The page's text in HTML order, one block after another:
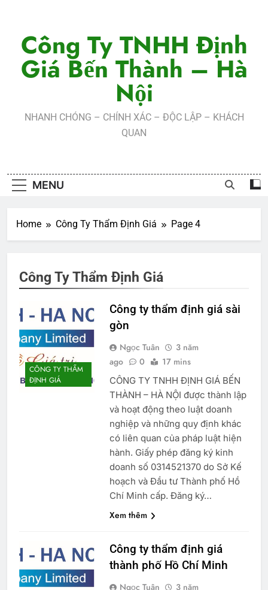
contentCông Ty TNHH Định
Giá Bến Thành – Hà
Nội
NHANH CHÓNG – CHÍNH XÁC – ĐỘC LẬP – KHÁCH
QUAN
MENU
Home Công Ty Thẩm Định Giá Page 4
Công Ty Thẩm Định Giá
CÔNG TY THẨM
ĐỊNH GIÁ
Công ty thẩm định giá sài
gòn
Ngọc Tuân
3 năm
ago
0 17 mins
CÔNG TY TNHH ĐỊNH GIÁ BẾN
THÀNH – HÀ NỘI được thành lập
và hoạt động theo luật doanh
nghiệp và những quy định khác
có liên quan của pháp luật hiện
hành. Giấy phép đăng ký kinh
doanh số 0314521370 do Sở Kế
hoạch và Đầu tư Thành phố Hồ
Chí Minh cấp. Đăng ký…
Xem thêm
Công ty thẩm định giá
thành phố Hồ Chí Minh
Ngọc Tuân
3 năm